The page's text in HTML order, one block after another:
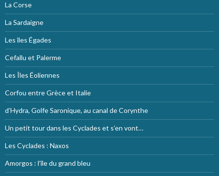
La Corse
La Sardaigne
Les îles Égades
Cefallu et Palerme
Les Îles Éoliennes
Corfou entre Grèce et Italie
d’Hydra, Golfe Saronique, au canal de Corynthe
Un petit tour dans les Cyclades et s’en vont…
Les Cyclades : Naxos
Amorgos : l’île du grand bleu